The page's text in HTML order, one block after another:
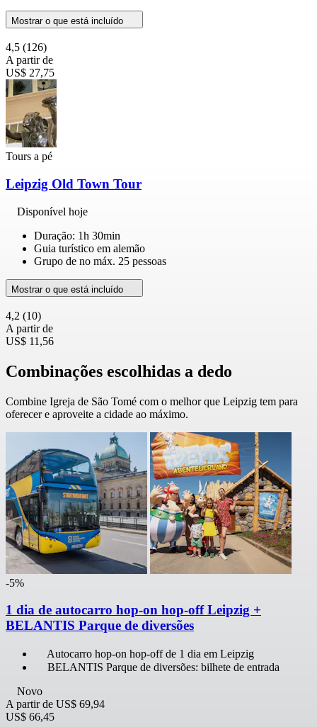
Mostrar o que está incluído
4,5 (126)
A partir de
US$ 27,75
Tours a pé
Leipzig Old Town Tour
Disponível hoje
Duração: 1h 30min
Guia turístico em alemão
Grupo de no máx. 25 pessoas
Mostrar o que está incluído
4,2 (10)
A partir de
US$ 11,56
Combinações escolhidas a dedo
Combine Igreja de São Tomé com o melhor que Leipzig tem para
oferecer e aproveite a cidade ao máximo.
-5%
1 dia de autocarro hop-on hop-off Leipzig +
BELANTIS Parque de diversões
Autocarro hop-on hop-off de 1 dia em Leipzig
BELANTIS Parque de diversões: bilhete de entrada
Novo
A partir de US$ 69,94
US$ 66,45